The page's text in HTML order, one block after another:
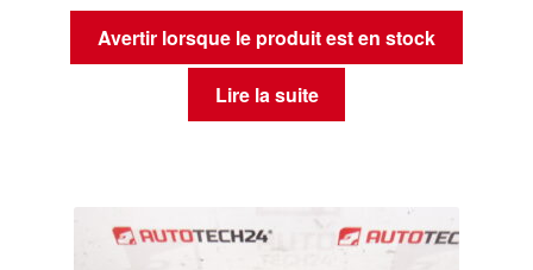
Avertir lorsque le produit est en stock
Lire la suite